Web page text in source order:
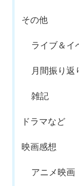
その他
ライブ＆イ
月間振り返
雑記
ドラマなど
映画感想
アニメ映画